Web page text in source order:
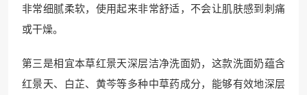
非常细腻柔软，使用起来非常舒适，不会让肌肤感到刺痛
或干燥。
第三是相宜本草红景天深层洁净洗面奶，这款洗面奶蕴含
红景天、白芷、黄芩等多种中草药成分，能够有效地深层